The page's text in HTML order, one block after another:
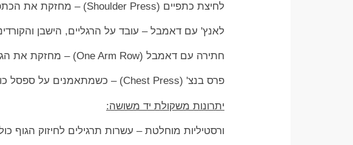
לחיצת כתפיים (Shoulder Press) – מחזקת את הכתפיים והגב העליון.
לאנץ' עם דאמבל – עובד על הרגליים, הישבן
חתירה עם דאמבל (One Arm Row) – מחזקת את הגב המרכזי והשרירים המייצבים.
פרס בנצ' (Chest Press) – כשמתאמנים על ספסל כושר או אפילו על הרצפה.
יתרונות משקולת יד משושה:
ורסטיליות מוחלטת – עשרות תרגילים לחיזוק הגוף